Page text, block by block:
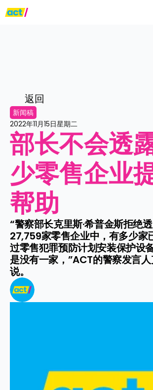
返回
新闻稿
2022年11月15日星期二
部长不会透
少零售企业
帮助
“警察部长克里斯·希普金斯拒绝
27,759家零售企业中，有多少家
过零售犯罪预防计划安装保护设
是没有一家，”ACT的警察发言人
说。